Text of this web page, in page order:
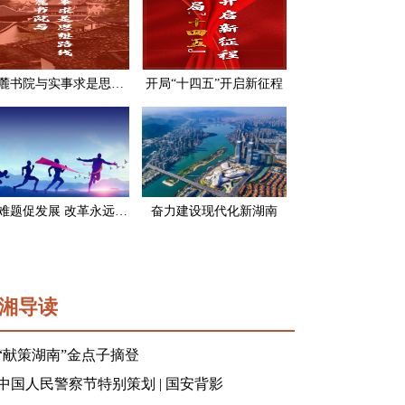
岳麓书院与实事求是思想路线 开局“十四五”开启新征程
破难题促发展 改革永远在路上 奋力建设现代化新湖南
导读
献策湖南”金点子摘登
国人民警察节特别策划 | 国安背影